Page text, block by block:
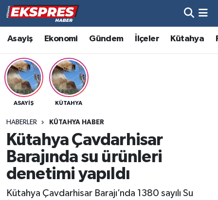
Asayiş Ekonomi Gündem İlçeler Kütahya
ASAYIŞ KÜTAHYA
HABERLER KÜTAHYA HABER
Kütahya Çavdarhisar
Barajında su ürünleri
denetimi yapıldı
Kütahya Çavdarhisar Barajı’nda 1380 sayılı Su
Altıntaş
Asayiş
Aslanapa
Bölge
Çavdarhisar
Hava Durumu
Trafik Durumu
Süper Lig Puan Durumu ve Fikstür
Son Dakika Haberleri
Haber Arşivi